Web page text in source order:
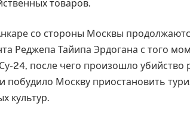
товаров.
со стороны Москвы
Реджепа Тайипа Эрдогана с того
24, после чего произошло убийство
побудило Москву приостановить
культур.